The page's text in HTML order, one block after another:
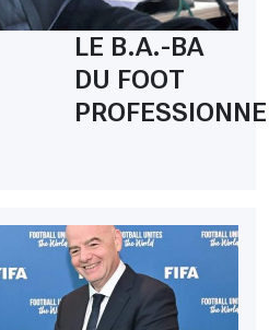
LE B.A.-BA
DU FOOT